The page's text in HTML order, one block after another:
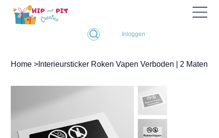
Inloggen
Home > Interieursticker Roken Vapen Verboden | 2 Maten